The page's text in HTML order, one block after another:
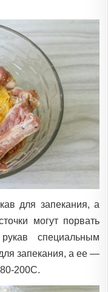
для запекания, а
могут порвать
специальным
запекания, а ее —
200С.